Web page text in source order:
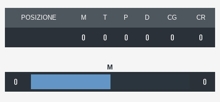
POSIZIONE M T P D CG CR
0 0 0 0 0 0
M
0 0